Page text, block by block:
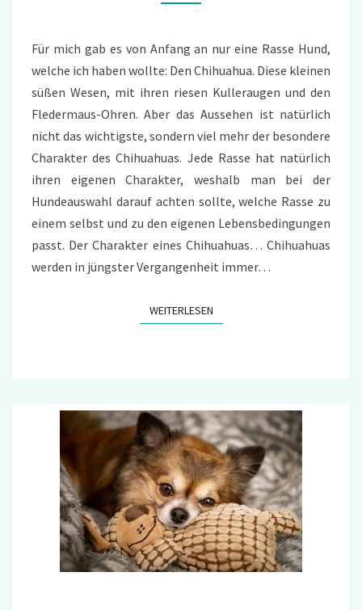
Für mich gab es von Anfang an nur eine Rasse Hund,
welche ich haben wollte: Den Chihuahua. Diese kleinen
süßen Wesen, mit ihren riesen Kulleraugen und den
Fledermaus-Ohren. Aber das Aussehen ist natürlich
nicht das wichtigste, sondern viel mehr der besondere
Charakter des Chihuahuas. Jede Rasse hat natürlich
ihren eigenen Charakter, weshalb man bei der
Hundeauswahl darauf achten sollte, welche Rasse zu
einem selbst und zu den eigenen Lebensbedingungen
passt. Der Charakter eines Chihuahuas… Chihuahuas
werden in jüngster Vergangenheit immer…
WEITERLESENWEITERLESEN